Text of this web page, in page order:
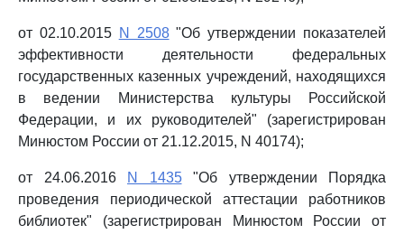
от 02.10.2015 N 2508"Об утверждении показателей
эффективности деятельности федеральных
государственных казенных учреждений, находящихся
в ведении Министерства культуры Российской
Федерации, и их руководителей" (зарегистрирован
Минюстом России от 21.12.2015, N 40174);
от 24.06.2016 N 1435"Об утверждении Порядка
проведения периодической аттестации работников
библиотек" (зарегистрирован Минюстом России от